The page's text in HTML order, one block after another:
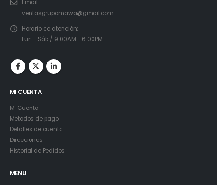
Email:
ventasgrupomawa@gmail.com
Horario de atención:
Lun - Sáb / 9:00AM - 6:00PM
MI CUENTA
Mi Cuenta
Metodos de pago
Detalles de cuenta
Direcciones
Historial de Pedidos
MENU